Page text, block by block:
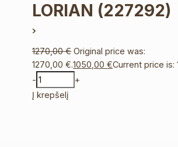
LORIAN (227292)
1270,00€ Original price was:
1270,00 €.1050,00€Current price is:
-
+
Į krepšelį